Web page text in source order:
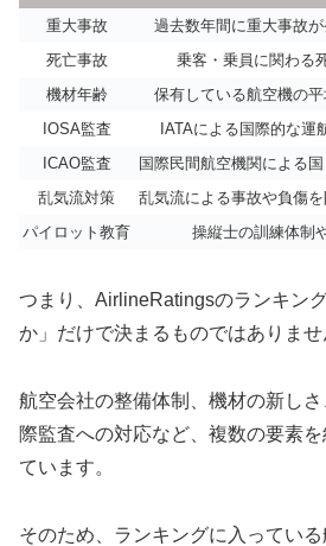
重大事故
過去数年間に重大事故
死亡事故
乗客・乗員に関わる
機材年齢
保有している航空機の
IOSA監査
IATAによる国際的な運
ICAO監査
国際民間航空機関による
乱気流対策
乱気流による事故や負傷
パイロット教育
操縦士の訓練体制
つまり、AirlineRatingsのランキン
か」だけで決まるものではありませ
航空会社の整備体制、機材の新し
際監査への対応など、複数の要素
ています。
そのため、ランキングに入ってい